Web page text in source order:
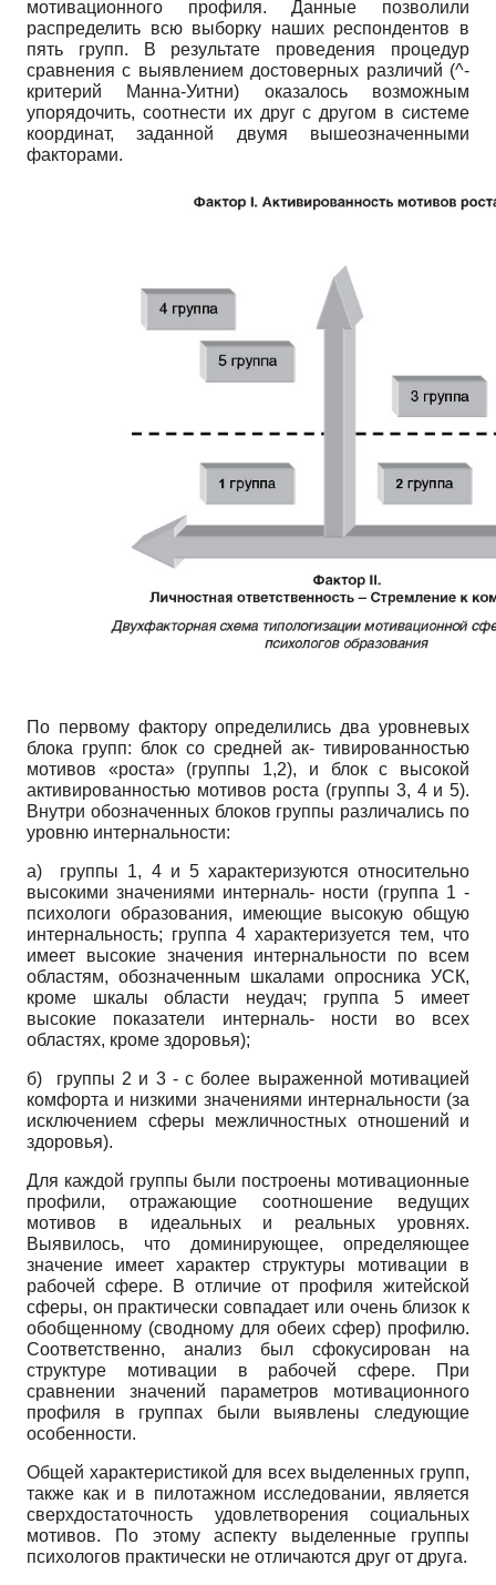
мотивационного профиля. Данные позволили
распределить всю выборку наших респондентов в
пять групп. В результате проведения процедур
сравнения с выявлением достоверных различий (^-
критерий Манна-Уитни) оказалось возможным
упорядочить, соотнести их друг с другом в системе
координат, заданной двумя вышеозначенными
факторами.
По первому фактору определились два уровневых
блока групп: блок со средней ак- тивированностью
мотивов «роста» (группы 1,2), и блок с высокой
активированностью мотивов роста (группы 3, 4 и 5).
Внутри обозначенных блоков группы различались по
уровню интернальности:
а) группы 1, 4 и 5 характеризуются относительно
высокими значениями интерналь- ности (группа 1 -
психологи образования, имеющие высокую общую
интернальность; группа 4 характеризуется тем, что
имеет высокие значения интернальности по всем
областям, обозначенным шкалами опросника УСК,
кроме шкалы области неудач; группа 5 имеет
высокие показатели интерналь- ности во всех
областях, кроме здоровья);
б) группы 2 и 3 - с более выраженной мотивацией
комфорта и низкими значениями интернальности (за
исключением сферы межличностных отношений и
здоровья).
Для каждой группы были построены мотивационные
профили, отражающие соотношение ведущих
мотивов в идеальных и реальных уровнях.
Выявилось, что доминирующее, определяющее
значение имеет характер структуры мотивации в
рабочей сфере. В отличие от профиля житейской
сферы, он практически совпадает или очень близок к
обобщенному (сводному для обеих сфер) профилю.
Соответственно, анализ был сфокусирован на
структуре мотивации в рабочей сфере. При
сравнении значений параметров моти­вационного
профиля в группах были выявлены следующие
особенности.
Общей характеристикой для всех выделенных групп,
также как и в пилотажном исследовании, является
сверхдостаточность удовлетворения социальных
мотивов. По этому аспекту выделенные группы
психологов практически не отличаются друг от друга.